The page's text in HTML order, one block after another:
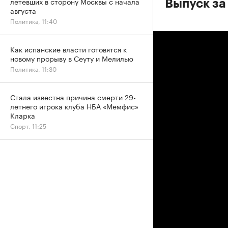
Выпуск
августа
Политика, 11:40
Как испанские власти готовятся к
новому прорыву в Сеуту и Мелилью
Политика, 11:30
Стала известна причина смерти 29-
летнего игрока клуба НБА «Мемфис»
Кларка
Спорт, 11:25